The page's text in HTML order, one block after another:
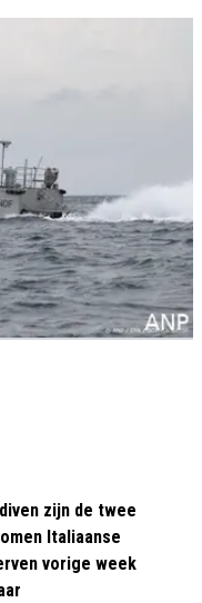
zijn de twee
Italiaanse
vorige week